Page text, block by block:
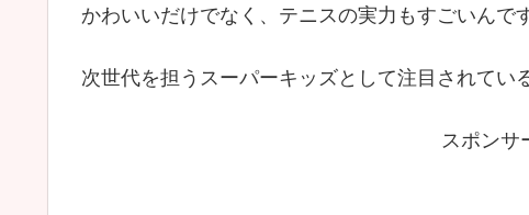
かわいいだけでなく、テニスの実力もすごいんです
次世代を担うスーパーキッズとして注目されてい
スポンサ